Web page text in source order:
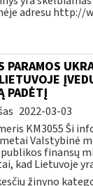
adresu http://
PARAMOS
PADĖTĮ
2022-03-03
KM3055 Ši
Valstybinė
finansų
kad Lietuvoje
žinyno